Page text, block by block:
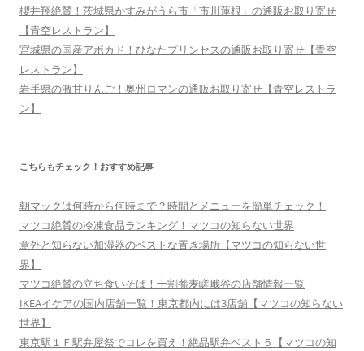
櫻井翔絶賛！茨城県かすみがうら市「市川蓮根」の通販お取り寄せ
【青空レストラン】
宮城県の国産アボカド！ひなたプリンセスの通販お取り寄せ【青空
レストラン】
岩手県の激甘りんご！奥州ロマンの通販お取り寄せ【青空レストラ
ン】
こちらもチェック！おすすめ記事
朝マックは何時から何時まで？時間とメニューを簡単チェック！
マツコ絶賛の冷凍食品ランキング！マツコの知らない世界
意外と知らない加湿器のベストな置き場所【マツコの知らない世
界】
マツコ絶賛の立ち食いそば！十割蕎麦嵯峨谷の店舗情報一覧
IKEAイケアの国内店舗一覧！東京都内には3店舗【マツコの知らない
世界】
東京駅１Ｆ駅弁屋祭でコレを買え！絶品駅弁ベスト５【マツコの知